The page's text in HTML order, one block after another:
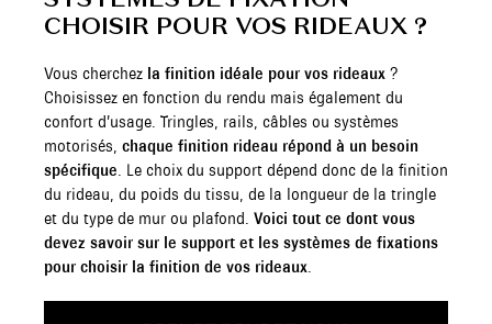
CHOISIR POUR VOS RIDEAUX ?
Vous cherchez la finition idéale pour vos rideaux ?
Choisissez en fonction du rendu mais également du
confort d’usage. Tringles, rails, câbles ou systèmes
motorisés, chaque finition rideau répond à un besoin
spécifique. Le choix du support dépend donc de la finition
du rideau, du poids du tissu, de la longueur de la tringle
et du type de mur ou plafond. Voici tout ce dont vous
devez savoir sur le support et les systèmes de fixations
pour choisir la finition de vos rideaux.